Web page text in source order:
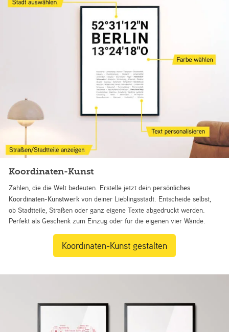
Koordinaten-Kunst
Zahlen, die die Welt bedeuten. Erstelle jetzt dein persönliches
Koordinaten-Kunstwerk von deiner Lieblingsstadt. Entscheide selbst,
ob Stadtteile, Straßen oder ganz eigene Texte abgedruckt werden.
Perfekt als Geschenk zum Einzug oder für die eigenen vier Wände.
Koordinaten-Kunst gestalten